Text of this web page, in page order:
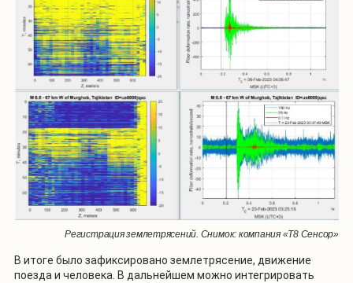
Регистрация землетрясений. Снимок: компания «Т8 Сенсор»
В итоге было зафиксировано землетрясение, движение
поезда и человека. В дальнейшем можно интегрировать